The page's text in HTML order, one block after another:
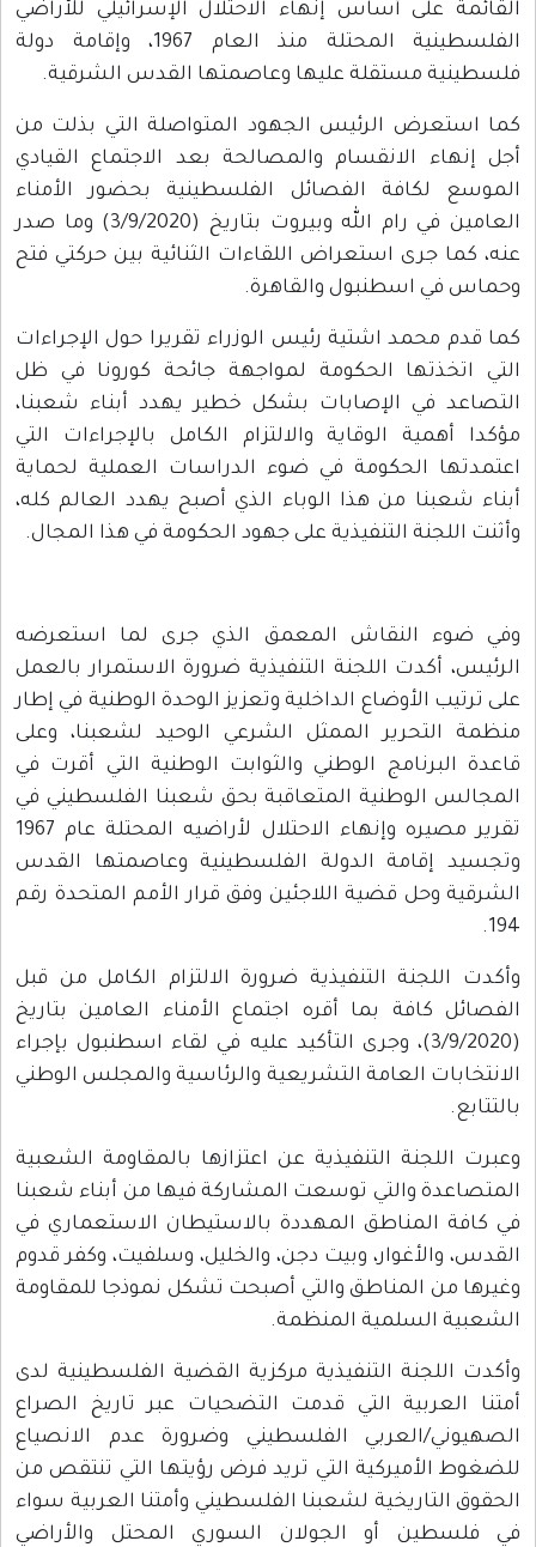
القائمة على أساس إنهاء الاحتلال الإسرائيلي للأراضي
الفلسطينية المحتلة منذ العام 1967، وإقامة دولة
فلسطينية مستقلة عليها وعاصمتها القدس الشرقية.
كما استعرض الرئيس الجهود المتواصلة التي بذلت من
أجل إنهاء الانقسام والمصالحة بعد الاجتماع القيادي
الموسع لكافة الفصائل الفلسطينية بحضور الأمناء
العامين في رام الله وبيروت بتاريخ (3/9/2020) وما صدر
عنه، كما جرى استعراض اللقاءات الثنائية بين حركتي فتح
وحماس في اسطنبول والقاهرة.
كما قدم محمد اشتية رئيس الوزراء تقريرا حول الإجراءات
التي اتخذتها الحكومة لمواجهة جائحة كورونا في ظل
التصاعد في الإصابات بشكل خطير يهدد أبناء شعبنا،
مؤكدا أهمية الوقاية والالتزام الكامل بالإجراءات التي
اعتمدتها الحكومة في ضوء الدراسات العملية لحماية
أبناء شعبنا من هذا الوباء الذي أصبح يهدد العالم كله،
وأثنت اللجنة التنفيذية على جهود الحكومة في هذا المجال.
وفي ضوء النقاش المعمق الذي جرى لما استعرضه
الرئيس، أكدت اللجنة التنفيذية ضرورة الاستمرار بالعمل
على ترتيب الأوضاع الداخلية وتعزيز الوحدة الوطنية في إطار
منظمة التحرير الممثل الشرعي الوحيد لشعبنا، وعلى
قاعدة البرنامج الوطني والثوابت الوطنية التي أقرت في
المجالس الوطنية المتعاقبة بحق شعبنا الفلسطيني في
تقرير مصيره وإنهاء الاحتلال لأراضيه المحتلة عام 1967
وتجسيد إقامة الدولة الفلسطينية وعاصمتها القدس
الشرقية وحل قضية اللاجئين وفق قرار الأمم المتحدة رقم
194.
وأكدت اللجنة التنفيذية ضرورة الالتزام الكامل من قبل
الفصائل كافة بما أقره اجتماع الأمناء العامين بتاريخ
(3/9/2020)، وجرى التأكيد عليه في لقاء اسطنبول بإجراء
الانتخابات العامة التشريعية والرئاسية والمجلس الوطني
بالتتابع.
وعبرت اللجنة التنفيذية عن اعتزازها بالمقاومة الشعبية
المتصاعدة والتي توسعت المشاركة فيها من أبناء شعبنا
في كافة المناطق المهددة بالاستيطان الاستعماري في
القدس، والأغوار، وبيت دجن، والخليل، وسلفيت، وكفر قدوم
وغيرها من المناطق والتي أصبحت تشكل نموذجا للمقاومة
الشعبية السلمية المنظمة.
وأكدت اللجنة التنفيذية مركزية القضية الفلسطينية لدى
أمتنا العربية التي قدمت التضحيات عبر تاريخ الصراع
الصهيوني/العربي الفلسطيني وضرورة عدم الانصياع
للضغوط الأميركية التي تريد فرض رؤيتها التي تنتقص من
الحقوق التاريخية لشعبنا الفلسطيني وأمتنا العربية سواء
في فلسطين أو الجولان السوري المحتل والأراضي